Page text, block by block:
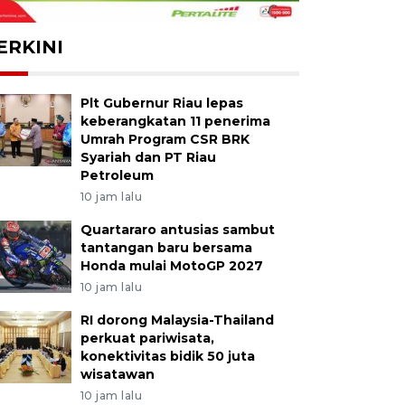
Plt Gubernur Riau lepas
keberangkatan 11 penerima
Umrah Program CSR BRK
Syariah dan PT Riau
Petroleum
10 jam lalu
Quartararo antusias sambut
tantangan baru bersama
Honda mulai MotoGP 2027
10 jam lalu
RI dorong Malaysia-Thailand
perkuat pariwisata,
konektivitas bidik 50 juta
wisatawan
10 jam lalu